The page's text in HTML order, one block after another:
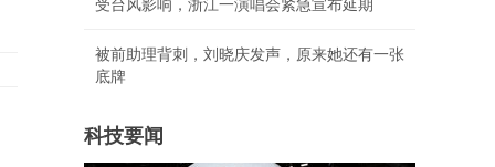
受台风影响，浙江一演唱会紧急宣布延期
被前助理背刺，刘晓庆发声，原来她还有一张
底牌
科技要闻